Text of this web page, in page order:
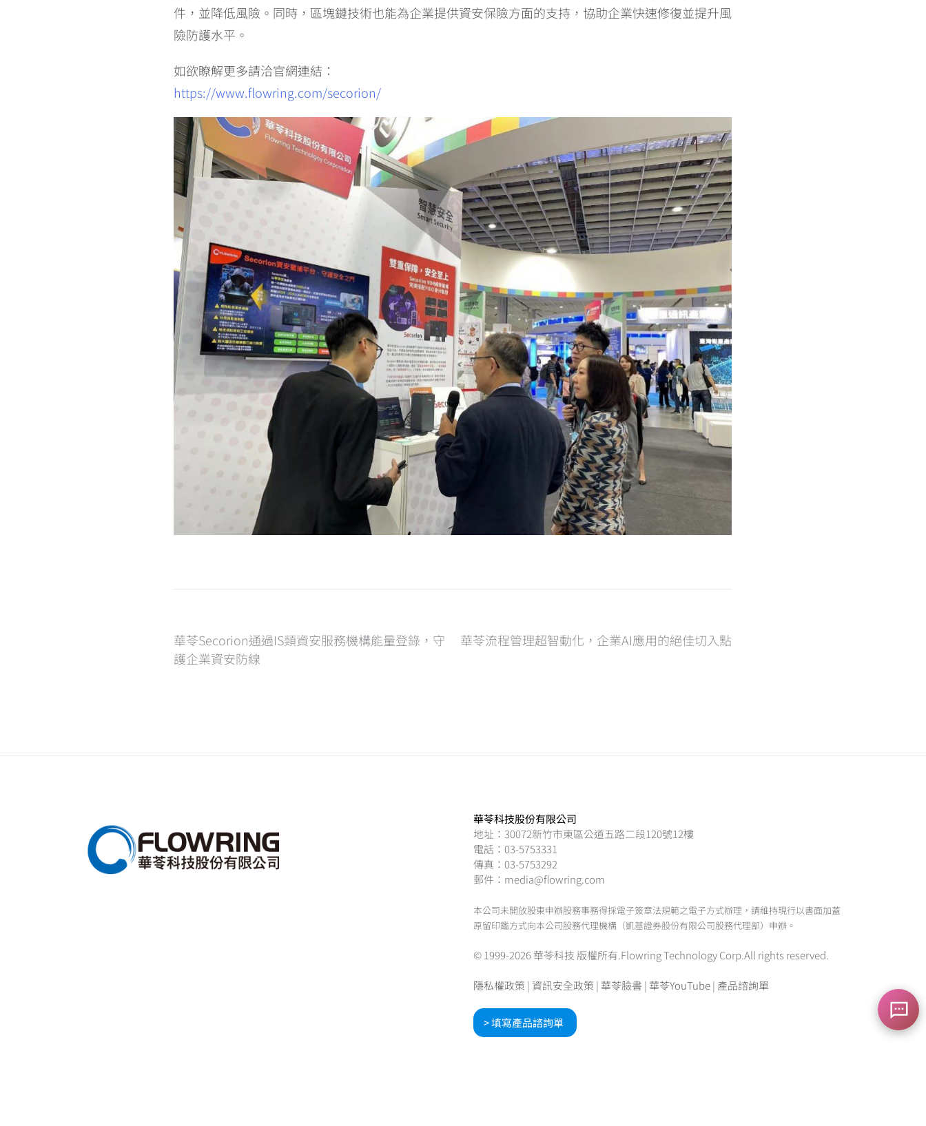
件，並降低風險。同時，區塊鏈技術也能為企業提供資安保險方面的支持，協助企業快速修復並提升風
險防護水平。
如欲瞭解更多請洽官網連結：
https://www.flowring.com/secorion/
文
華苓Secorion通過IS類資安服務機構能量登錄，守
護企業資安防線
華苓流程管理超智動化，企業AI應用的絕佳切入點
華苓科技股份有限公司
地址：30072新竹市東區公道五路二段120號12樓
電話：03-5753331
傳真：03-5753292
郵件：media@flowring.com
本公司未開放股東申辦股務事務得採電子簽章法規範之電子方式辦理，請維持現行以書面加蓋
原留印鑑方式向本公司股務代理機構（凱基證券股份有限公司股務代理部）申辦。
© 1999-2026 華苓科技 版權所有.Flowring Technology Corp.All rights reserved.
隱私權政策 | 資訊安全政策 | 華苓臉書 | 華苓YouTube| 產品諮詢單
> 填寫產品諮詢單